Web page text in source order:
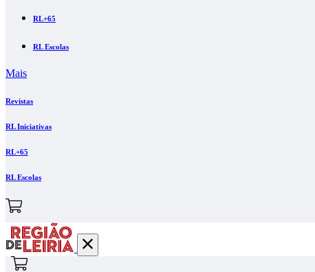
RL+65
RL Escolas
Mais
Revistas
RL Iniciativas
RL+65
RL Escolas